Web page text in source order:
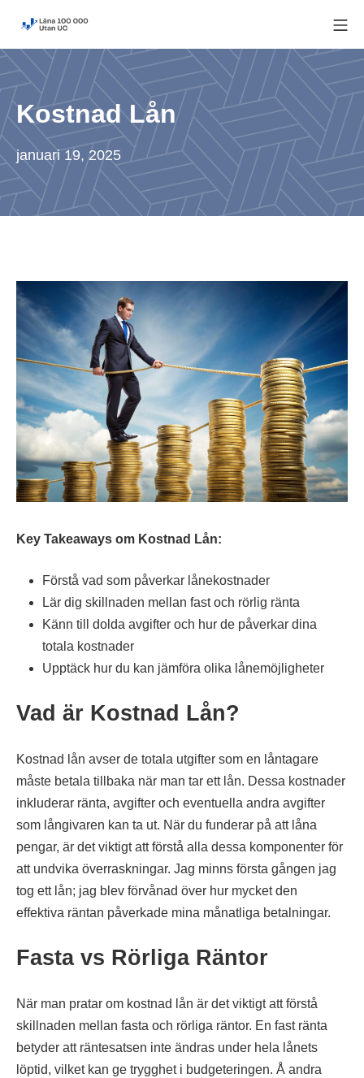
contentLåna 100 000 utan UC
Kostnad Lån
januari 19, 2025
Key Takeaways om Kostnad Lån:
Förstå vad som påverkar lånekostnader
Lär dig skillnaden mellan fast och rörlig ränta
Känn till dolda avgifter och hur de påverkar dina
totala kostnader
Upptäck hur du kan jämföra olika lånemöjligheter
Vad är Kostnad Lån?
Kostnad lån avser de totala utgifter som en låntagare
måste betala tillbaka när man tar ett lån. Dessa kostnader
inkluderar ränta, avgifter och eventuella andra avgifter
som långivaren kan ta ut. När du funderar på att låna
pengar, är det viktigt att förstå alla dessa komponenter för
att undvika överraskningar. Jag minns första gången jag
tog ett lån; jag blev förvånad över hur mycket den
effektiva räntan påverkade mina månatliga betalningar.
Fasta vs Rörliga Räntor
När man pratar om kostnad lån är det viktigt att förstå
skillnaden mellan fasta och rörliga räntor. En fast ränta
betyder att räntesatsen inte ändras under hela lånets
löptid, vilket kan ge trygghet i budgeteringen. Å andra